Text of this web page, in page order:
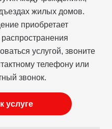
жилых домов.
приобретает
услугой, звоните
телефону или
звонок.
услуге